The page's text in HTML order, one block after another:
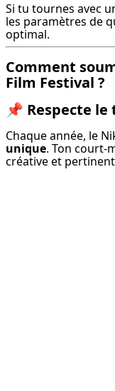
Si tu tournes avec
les paramètres de
optimal.
Comment
Film Festival ?
📌 Respecte
Chaque année, le
unique. Ton court-
créative et